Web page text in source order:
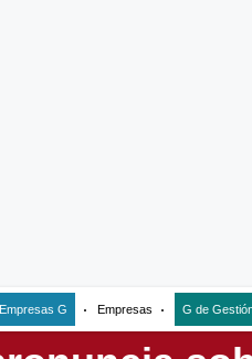
Empresas G Empresas G de